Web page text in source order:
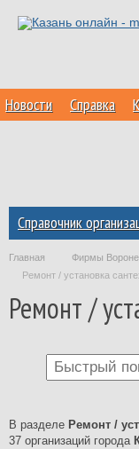
Новости Справка
Справочник
Главная Фирмы
Ремонт / установка
Ремонт /
В разделе Ремонт /
37 организаций города